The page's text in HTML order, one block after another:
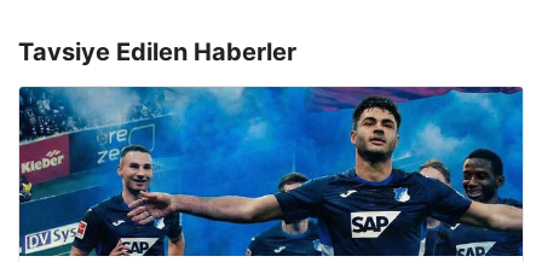
Tavsiye Edilen Haberler